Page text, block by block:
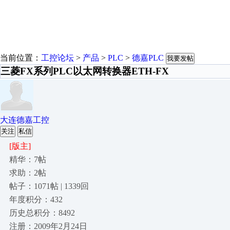
当前位置： 工控论坛 > 产品 > PLC > 德嘉PLC 我要发帖
三菱FX系列PLC以太网转换器ETH-FX
大连德嘉工控
关注 私信
[版主]
精华：7帖
求助：2帖
帖子：1071帖 | 1339回
年度积分：432
历史总积分：8492
注册：2009年2月24日